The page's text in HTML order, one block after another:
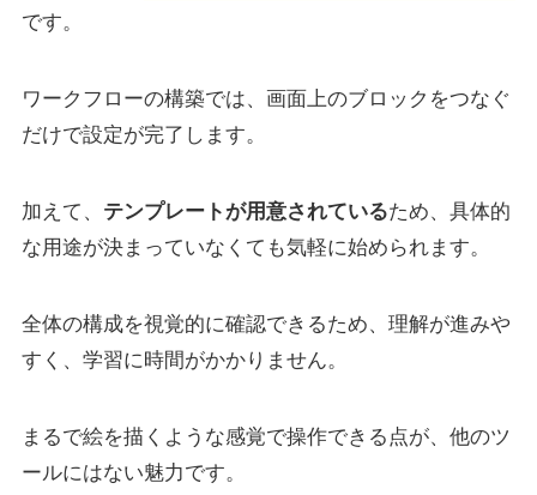
です。
ワークフローの構築では、画面上のブロックをつなぐ
だけで設定が完了します。
加えて、 テンプレートが用意されているため、具体的
な用途が決まっていなくても気軽に始められます。
全体の構成を視覚的に確認できるため、理解が進みや
すく、学習に時間がかかりません。
まるで絵を描くような感覚で操作できる点が、他のツ
ールにはない魅力です。